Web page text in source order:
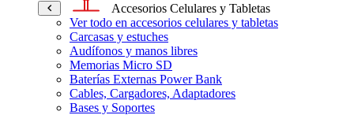
Accesorios Celulares y Tabletas
Ver todo en accesorios celulares y tabletas
Carcasas y estuches
Audífonos y manos libres
Memorias Micro SD
Baterías Externas Power Bank
Cables, Cargadores, Adaptadores
Bases y Soportes